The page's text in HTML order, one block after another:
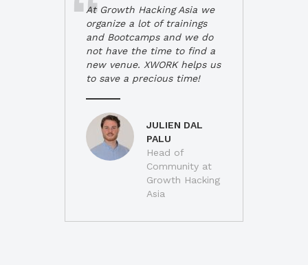
At Growth Hacking Asia we
organize a lot of trainings
and Bootcamps and we do
not have the time to find a
new venue. XWORK helps us
to save a precious time!
JULIEN DAL
PALU
Head of
Community at
Growth Hacking
Asia